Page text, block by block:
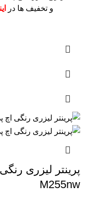
و تخفیف ها در
M255nw